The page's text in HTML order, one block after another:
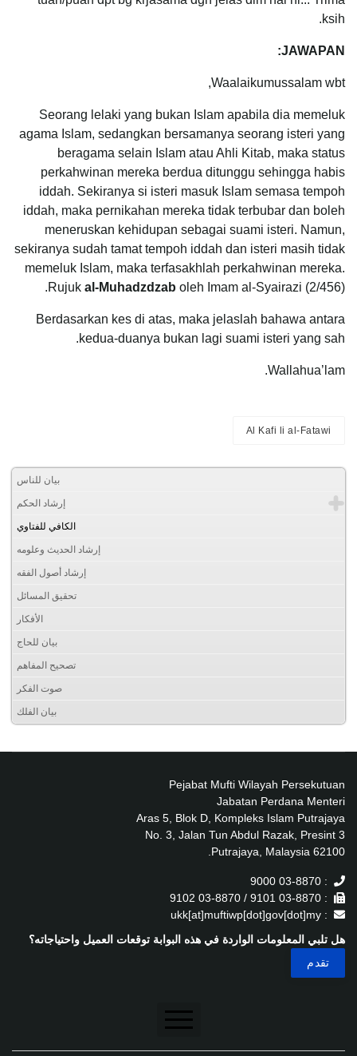
ksih.
JAWAPAN:
Waalaikumussalam wbt,
Seorang lelaki yang bukan Islam apabila dia memeluk
agama Islam, sedangkan bersamanya seorang isteri yang
beragama selain Islam atau Ahli Kitab, maka status
perkahwinan mereka berdua ditunggu sehingga habis
iddah. Sekiranya si isteri masuk Islam semasa tempoh
iddah, maka pernikahan mereka tidak terbubar dan boleh
meneruskan kehidupan sebagai suami isteri. Namun,
sekiranya sudah tamat tempoh iddah dan isteri masih tidak
memeluk Islam, maka terfasakhlah perkahwinan mereka.
Rujuk al-Muhadzdzab oleh Imam al-Syairazi (2/456).
Berdasarkan kes di atas, maka jelaslah bahawa antara
kedua-duanya bukan lagi suami isteri yang sah.
Wallahua’lam.
Al Kafi li al-Fatawi
بيان للناس
إرشاد الحكم
الكافي للفتاوي
إرشاد الحديث وعلومه
إرشاد أصول الفقه
تحقيق المسائل
الأفكار
بيان للحاج
تصحيح المفاهم
صوت الفكر
بيان الفلك
Pejabat Mufti Wilayah Persekutuan
Jabatan Perdana Menteri
Aras 5, Blok D, Kompleks Islam Putrajaya
No. 3, Jalan Tun Abdul Razak, Presint 3
62100 Putrajaya, Malaysia.
: 03-8870 9000
: 03-8870 9101 / 03-8870 9102
: ukk[at]muftiwp[dot]gov[dot]my
هل تلبي المعلومات الواردة في هذه البوابة توقعات العميل واحتياجاته؟